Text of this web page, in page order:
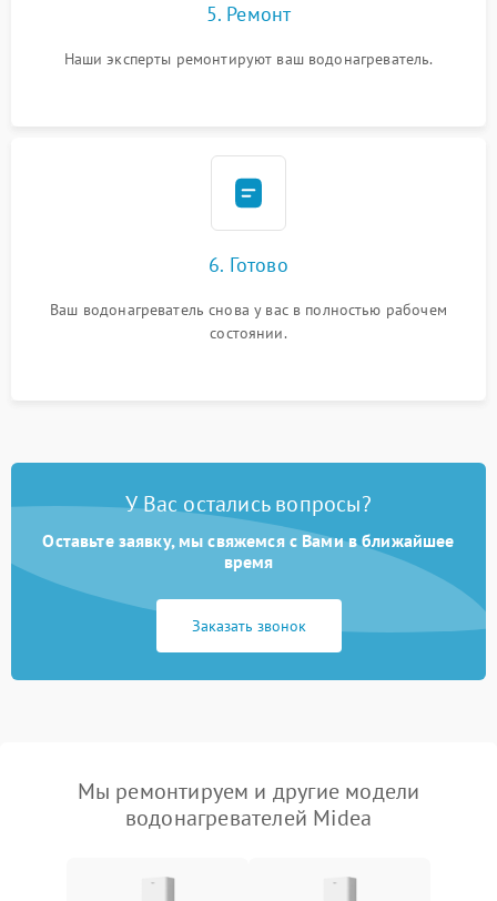
5. Ремонт
Наши эксперты ремонтируют ваш водонагреватель.
6. Готово
Ваш водонагреватель снова у вас в полностью рабочем
состоянии.
У Вас остались вопросы?
Оставьте заявку, мы свяжемся с Вами в ближайшее
время
Заказать звонок
Мы ремонтируем и другие модели
водонагревателей Midea